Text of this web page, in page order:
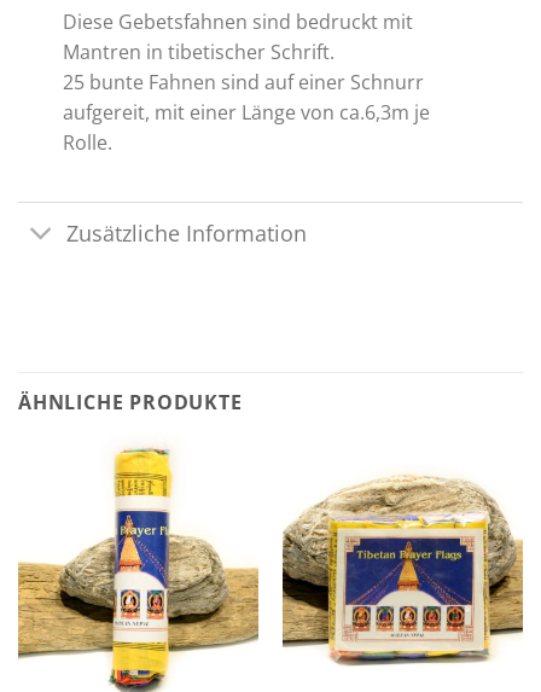
Diese Gebetsfahnen sind bedruckt mit
Mantren in tibetischer Schrift.
25 bunte Fahnen sind auf einer Schnurr
aufgereit, mit einer Länge von ca.6,3m je
Rolle.
Zusätzliche Information
ÄHNLICHE PRODUKTE